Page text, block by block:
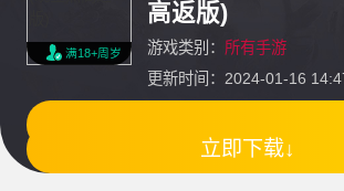
满18+周岁
高返版)
游戏类别： 所有手游
更新时间：2024-01-16
立即下载↓